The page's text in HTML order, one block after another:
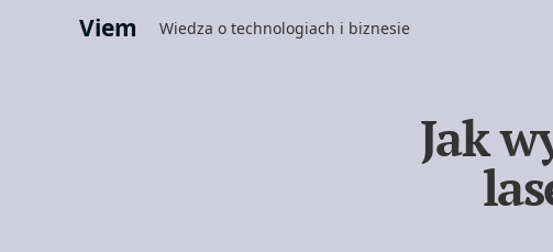
Viem Wiedza o technologiach i biznesie
Jak